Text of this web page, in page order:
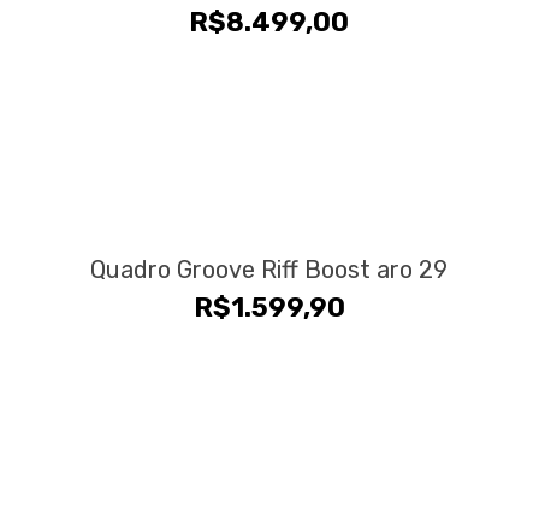
R$8.499,00
Quadro Groove Riff Boost aro 29
R$1.599,90